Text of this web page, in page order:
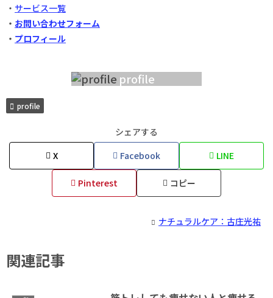
・ サービス一覧
・ お問い合わせフォーム
・ プロフィール
profile
profile
シェアする
X
Facebook LINE
Pinterest コピー
ナチュラルケア：古庄光祐
関連記事